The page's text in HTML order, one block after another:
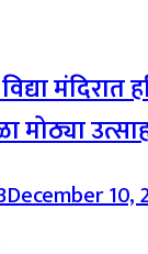
मंदिरात
मोठ्या
December 10,